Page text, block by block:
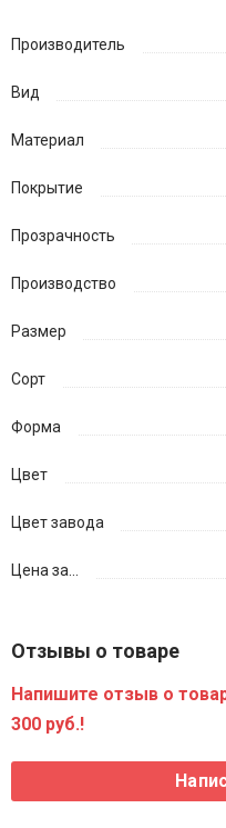
Производитель
Вид
Материал
Покрытие
Прозрачность
Производство
Размер
Сорт
Форма
Цвет
Цвет завода
Цена за...
Отзывы о товаре
Напишите отзыв о
300 руб.!